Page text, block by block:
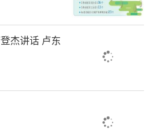
杰讲话 卢东